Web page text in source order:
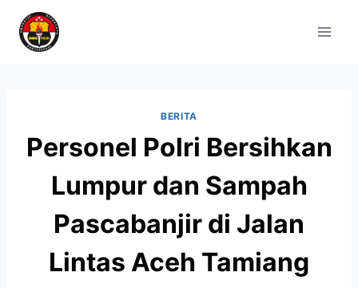
BERITA
Personel Polri Bersihkan
Lumpur dan Sampah
Pascabanjir di Jalan
Lintas Aceh Tamiang